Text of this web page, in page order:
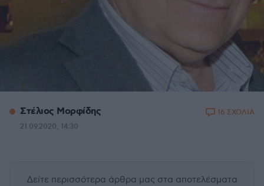
Στέλιος Μορφίδης
21.09.2020, 14:30
16 ΣΧΟΛΙΑ
Δείτε περισσότερα άρθρα μας στα αποτελέσματα